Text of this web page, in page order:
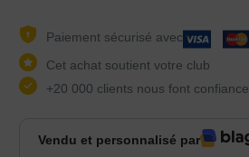
Paiement sécurisé avec
Cet achat soutient votre club
+20 000 clients nous font confiance
Vendu et personnalisé par